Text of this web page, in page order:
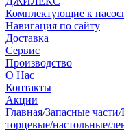
Комплектующие к
Навигация по сайту
Доставка
Сервис
Производство
О Нас
Контакты
Акции
Главная/Запасные части/
торцевые/настольные/